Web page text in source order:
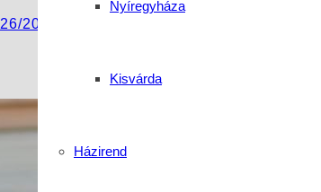
Nyíregyháza
Kisvárda
Házirend
2027 tanév